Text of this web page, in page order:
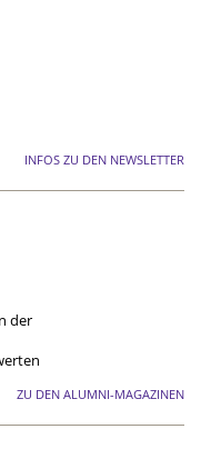
INFOS ZU DEN NEWSLETTER
der
ZU DEN ALUMNI-MAGAZINEN